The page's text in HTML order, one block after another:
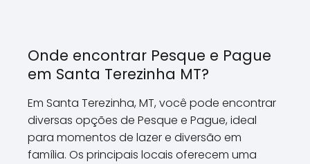
Onde encontrar Pesque e Pague
em Santa Terezinha MT?
Em Santa Terezinha, MT, você pode encontrar
diversas opções de Pesque e Pague, ideal
para momentos de lazer e diversão em
família. Os principais locais oferecem uma